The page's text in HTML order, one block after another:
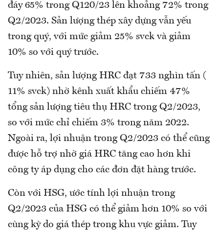
đáy 65% trong Q120/23 lên khoảng 72% trong
Q2/2023. Sản lượng thép xây dựng vẫn yếu
trong quý, với mức giảm 25% svck và giảm
10% so với quý trước.
Tuy nhiên, sản lượng HRC đạt 733 nghìn tấn (
11% svck) nhờ kênh xuất khẩu chiếm 47%
tổng sản lượng tiêu thụ HRC trong Q2/2023,
so với mức chỉ chiếm 3% trong năm 2022.
Ngoài ra, lợi nhuận trong Q2/2023 có thể cũng
được hỗ trợ nhờ giá HRC tăng cao hơn khi
công ty áp dụng cho các đơn đặt hàng trước.
Còn với HSG, ước tính lợi nhuận trong
Q2/2023 của HSG có thể giảm hơn 10% so với
cùng kỳ do giá thép trong khu vực giảm. Tuy